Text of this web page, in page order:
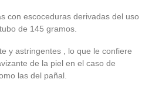
con escoceduras derivadas del uso
de 145 gramos.
y astringentes , lo que le confiere
de la piel en el caso de
las del pañal.